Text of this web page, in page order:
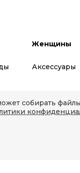
Женщины
Аксессуары
собирать